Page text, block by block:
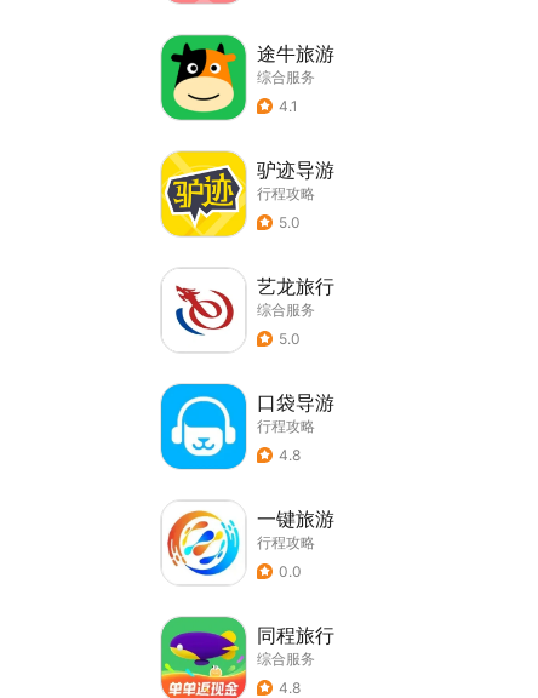
途牛旅游
综合服务
4.1
驴迹导游
行程攻略
5.0
艺龙旅行
综合服务
5.0
口袋导游
行程攻略
4.8
一键旅游
行程攻略
0.0
同程旅行
综合服务
4.8